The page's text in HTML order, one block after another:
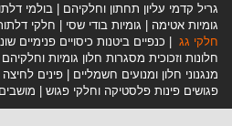
גריל קדמי עליון תחתון וחלקיהם
בולמי
גומיות אטימה
גומיות בודי שסי
חלקי
חלקי גג
כנפיים ביטנות כיסויים פנימיים
חלונות וזכוכית מסגרות חלון גומיות וחלקיהם
מנגנוני חלון ומנועים חשמליים
פינים לחיצה
פגושים פינות פלסטיקה וחלקי פגוש